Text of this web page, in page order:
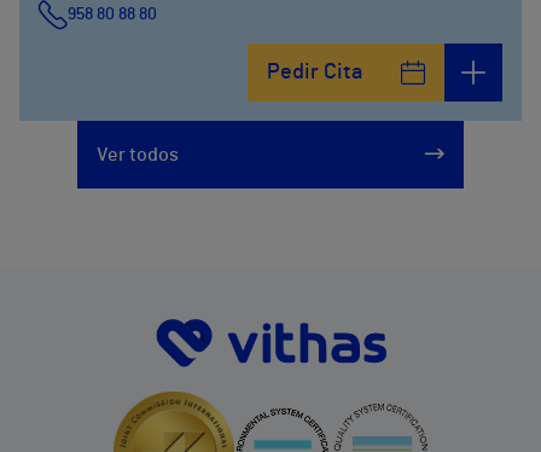
958 80 88 80
Pedir Cita
Ver todos